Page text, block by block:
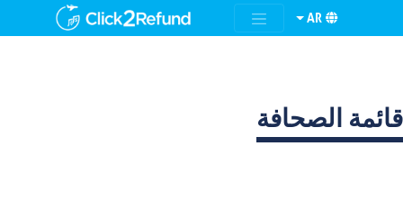
AR
قائمة الصحافة